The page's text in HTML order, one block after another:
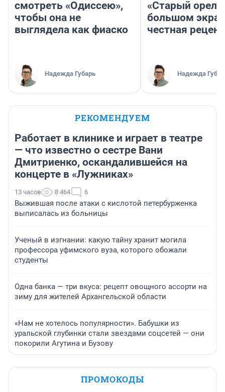
смотреть «Одиссею»,
чтобы она не
выглядела как фиаско
Надежда Губарь
«Старый орел»
большом
честная
Надежда
РЕКОМЕНДУЕМ
Работает в клинике и играет в театре
— что известно о сестре Вани
Дмитриенко, оскандалившейся на
концерте в «Лужниках»
13 часов 8 464 6
Выжившая после атаки с кислотой петербурженка
выписалась из больницы
Ученый в изгнании: какую тайну хранит могила
профессора уфимского вуза, которого обожали
студенты
Одна банка — три вкуса: рецепт овощного ассорти на
зиму для жителей Архангельской области
«Нам не хотелось популярности». Бабушки из
уральской глубинки стали звездами соцсетей — они
покорили Агутина и Бузову
ПРОМОКОДЫ